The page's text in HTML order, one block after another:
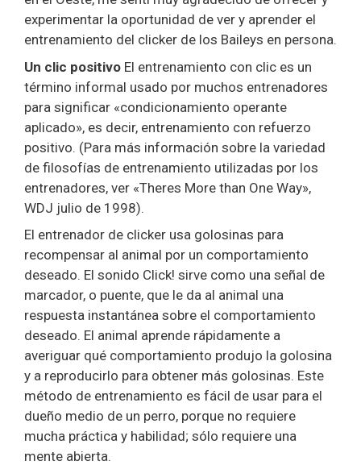
experimentar la oportunidad de ver y aprender el
entrenamiento del clicker de los Baileys en persona.
Un clic positivo El entrenamiento con clic es un
término informal usado por muchos entrenadores
para significar «condicionamiento operante
aplicado», es decir, entrenamiento con refuerzo
positivo. (Para más información sobre la variedad
de filosofías de entrenamiento utilizadas por los
entrenadores, ver «Theres More than One Way»,
WDJ julio de 1998).
El entrenador de clicker usa golosinas para
recompensar al animal por un comportamiento
deseado. El sonido Click! sirve como una señal de
marcador, o puente, que le da al animal una
respuesta instantánea sobre el comportamiento
deseado. El animal aprende rápidamente a
averiguar qué comportamiento produjo la golosina
y a reproducirlo para obtener más golosinas. Este
método de entrenamiento es fácil de usar para el
dueño medio de un perro, porque no requiere
mucha práctica y habilidad; sólo requiere una
mente abierta.